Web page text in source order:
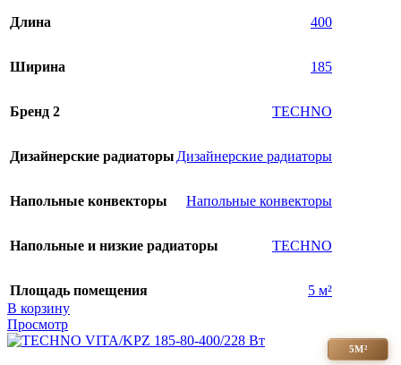
Длина 400
Ширина 185
Бренд 2 TECHNO
Дизайнерские радиаторыДизайнерские радиаторы
Напольные конвекторы Напольные конвекторы
Напольные и низкие радиаторы TECHNO
Площадь помещения
5 м²
В корзину
Просмотр
5М²